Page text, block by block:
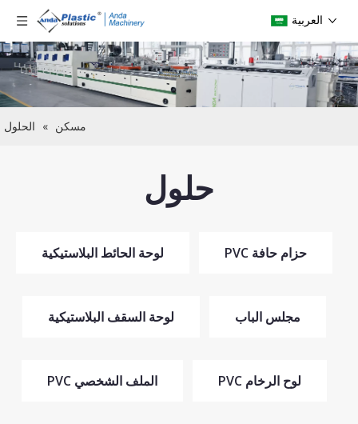
العربية
مسكن » الحلول
حلول
حزام حافة PVC لوحة الحائط البلاستيكية
مجلس الباب لوحة السقف البلاستيكية
لوح الرخام PVC الملف الشخصي PVC